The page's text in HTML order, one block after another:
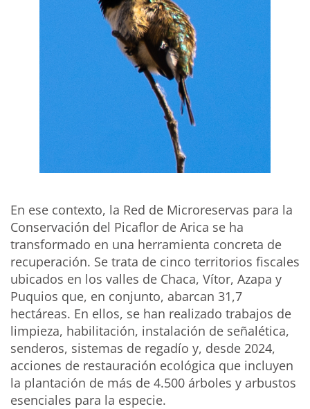
En ese contexto, la Red de Microreservas para la
Conservación del Picaflor de Arica se ha
transformado en una herramienta concreta de
recuperación. Se trata de cinco territorios fiscales
ubicados en los valles de Chaca, Vítor, Azapa y
Puquios que, en conjunto, abarcan 31,7
hectáreas. En ellos, se han realizado trabajos de
limpieza, habilitación, instalación de señalética,
senderos, sistemas de regadío y, desde 2024,
acciones de restauración ecológica que incluyen
la plantación de más de 4.500 árboles y arbustos
esenciales para la especie.